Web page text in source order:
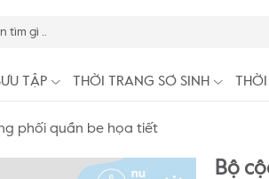
TẬP THỜI TRANG SƠ SINH
phối quần be họa tiết
Bộ